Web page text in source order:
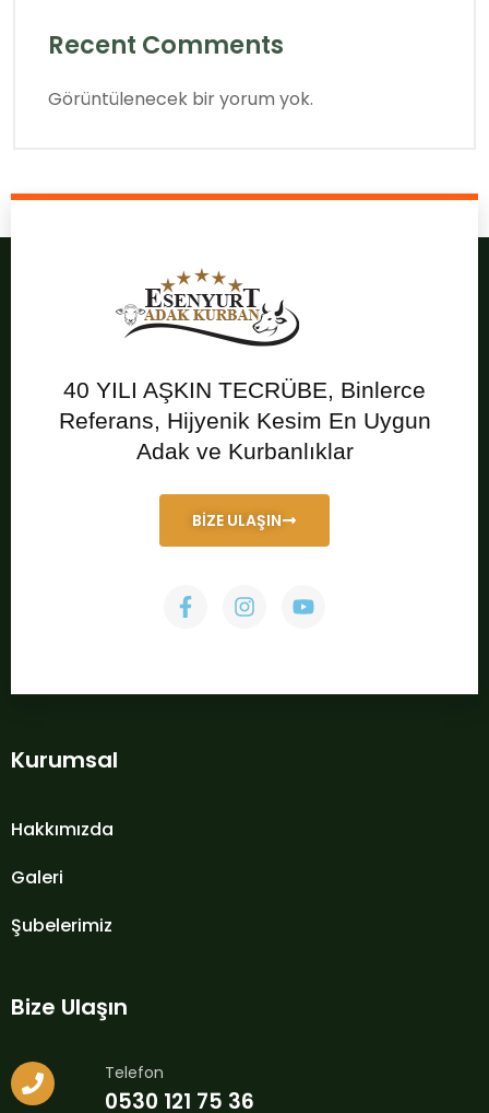
Recent Comments
Görüntülenecek bir yorum yok.
40 YILI AŞKIN TECRÜBE, Binlerce
Referans, Hijyenik Kesim En Uygun
Adak ve Kurbanlıklar
BİZE ULAŞIN
Kurumsal
Hakkımızda
Galeri
Şubelerimiz
Bize Ulaşın
Telefon
0530 121 75 36